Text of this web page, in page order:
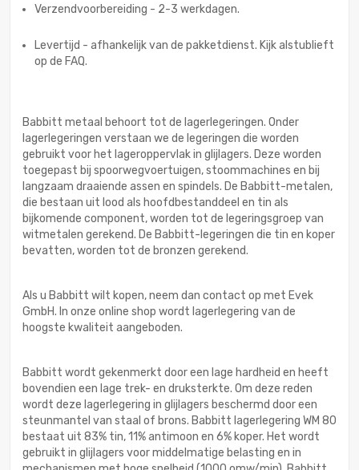
Verzendvoorbereiding - 2-3 werkdagen.
Levertijd - afhankelijk van de pakketdienst. Kijk alstublieft
op de FAQ.
Babbitt metaal behoort tot de lagerlegeringen. Onder
lagerlegeringen verstaan we de legeringen die worden
gebruikt voor het lageroppervlak in glijlagers. Deze worden
toegepast bij spoorwegvoertuigen, stoommachines en bij
langzaam draaiende assen en spindels. De Babbitt-metalen,
die bestaan uit lood als hoofdbestanddeel en tin als
bijkomende component, worden tot de legeringsgroep van
witmetalen gerekend. De Babbitt-legeringen die tin en koper
bevatten, worden tot de bronzen gerekend.
Als u Babbitt wilt kopen, neem dan contact op met Evek
GmbH. In onze online shop wordt lagerlegering van de
hoogste kwaliteit aangeboden.
Babbitt wordt gekenmerkt door een lage hardheid en heeft
bovendien een lage trek- en druksterkte. Om deze reden
wordt deze lagerlegering in glijlagers beschermd door een
steunmantel van staal of brons. Babbitt lagerlegering WM 80
bestaat uit 83% tin, 11% antimoon en 6% koper. Het wordt
gebruikt in glijlagers voor middelmatige belasting en in